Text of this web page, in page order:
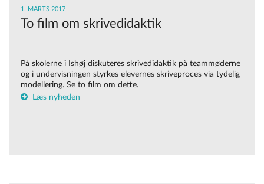
1. MARTS 2017
To film om skrivedidaktik
På skolerne i Ishøj diskuteres skrivedidaktik på teammøderne
og i undervisningen styrkes elevernes skriveproces via tydelig
modellering. Se to film om dette.
Læs nyheden